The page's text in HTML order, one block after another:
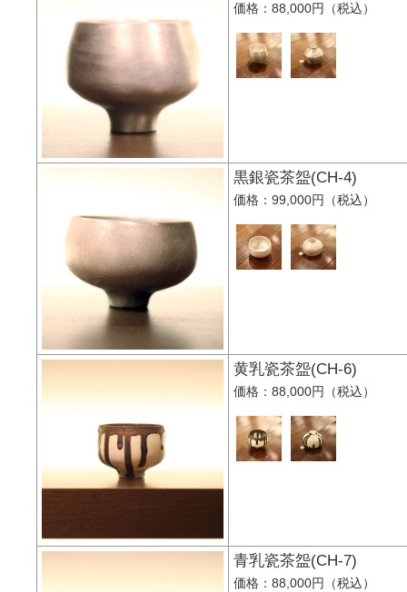
価格：88,000円（税込）
黒銀瓷茶盌(CH-4)
価格：99,000円（税込）
黄乳瓷茶盌(CH-6)
価格：88,000円（税込）
青乳瓷茶盌(CH-7)
価格：88,000円（税込）